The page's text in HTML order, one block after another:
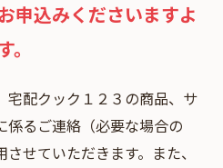
申込みくださいますよ
宅配クック１２３の商品、サ
係るご連絡（必要な場合の
せていただきます。また、